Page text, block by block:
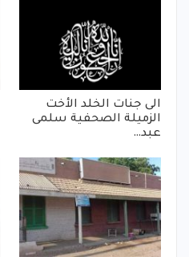
الى جنات الخلد الأخت
الزميلة الصحفية سلمى
عبد…